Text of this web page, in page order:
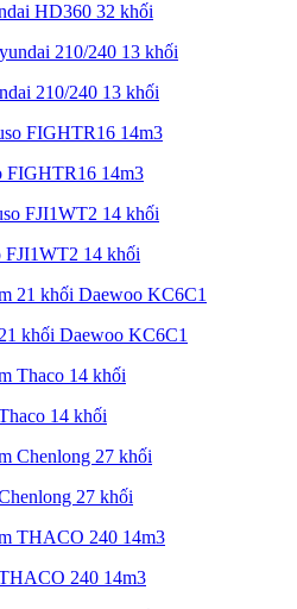
HD360 32 khối
210/240 13 khối
FIGHTR16 14m3
FJI1WT2 14 khối
khối Daewoo KC6C1
14 khối
27 khối
240 14m3